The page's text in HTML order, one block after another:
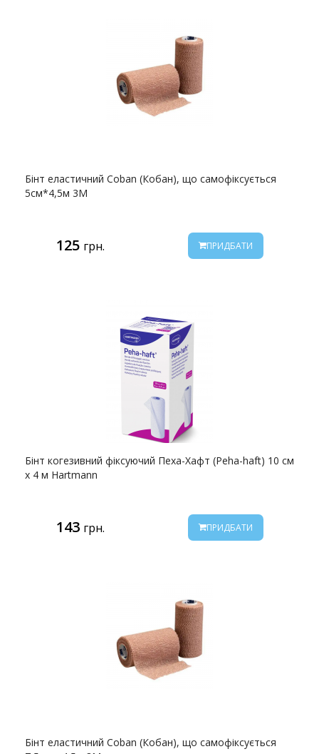
Бінт еластичний Coban (Кобан), що самофіксується
5см*4,5м 3M
125 грн. ПРИДБАТИ
Бінт когезивний фіксуючий Пеха-Хафт (Peha-haft) 10 см
х 4 м Hartmann
143 грн. ПРИДБАТИ
Бінт еластичний Coban (Кобан), що самофіксується